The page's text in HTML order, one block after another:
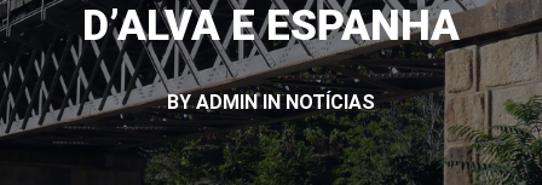
D’ALVA E ESPANHA
BY ADMIN INNOTÍCIAS